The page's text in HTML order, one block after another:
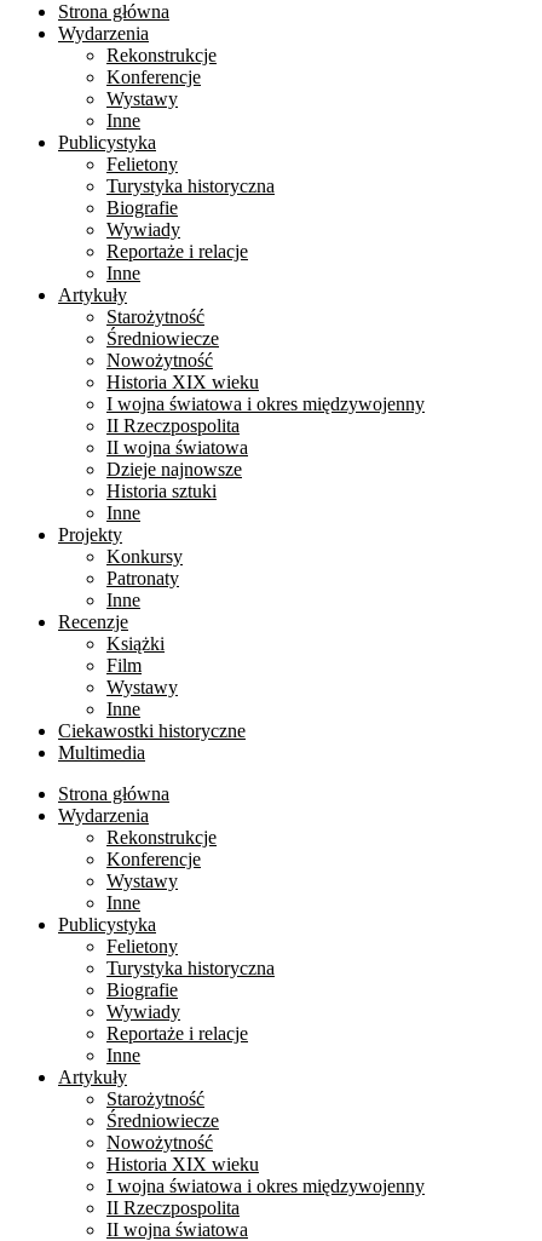
Strona główna
Wydarzenia
Rekonstrukcje
Konferencje
Wystawy
Inne
Publicystyka
Felietony
Turystyka historyczna
Biografie
Wywiady
Reportaże i relacje
Inne
Artykuły
Starożytność
Średniowiecze
Nowożytność
Historia XIX wieku
I wojna światowa i okres międzywojenny
II Rzeczpospolita
II wojna światowa
Dzieje najnowsze
Historia sztuki
Inne
Projekty
Konkursy
Patronaty
Inne
Recenzje
Książki
Film
Wystawy
Inne
Ciekawostki historyczne
Multimedia
Strona główna
Wydarzenia
Rekonstrukcje
Konferencje
Wystawy
Inne
Publicystyka
Felietony
Turystyka historyczna
Biografie
Wywiady
Reportaże i relacje
Inne
Artykuły
Starożytność
Średniowiecze
Nowożytność
Historia XIX wieku
I wojna światowa i okres międzywojenny
II Rzeczpospolita
II wojna światowa